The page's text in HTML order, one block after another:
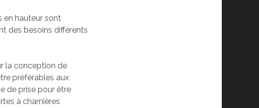
en hauteur sont
des besoins différents
la conception de
préférables aux
de prise pour être
à charnières